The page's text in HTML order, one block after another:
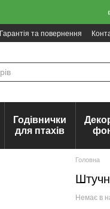
Гарантія та повернення
Годівнички
для птахів
Головна
Немає в